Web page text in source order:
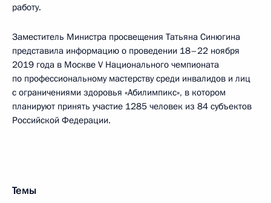
работу.
Заместитель Министра просвещения Татьяна Синюгина
представила информацию о проведении 18–22 ноября
2019 года в Москве V Национального чемпионата
по профессиональному мастерству среди инвалидов и лиц
с ограничениями здоровья «Абилимпикс», в котором
планируют принять участие 1285 человек из 84 субъектов
Российской Федерации.
Темы